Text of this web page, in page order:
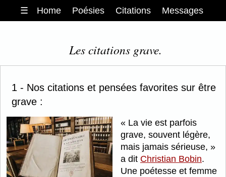
☰ Home Poésies Citations Messages
Les citations grave.
1 - Nos citations et pensées favorites sur être
grave :
La vie est parfois
grave, souvent légère,
mais jamais sérieuse,
a dit Christian Bobin.
Une poétesse et femme